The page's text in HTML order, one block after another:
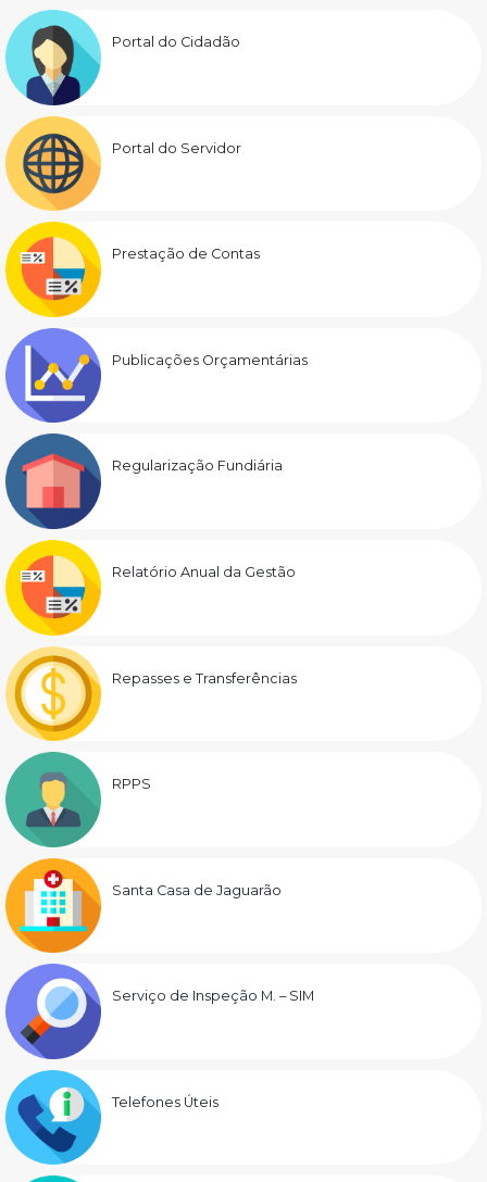
Portal do Cidadão
Portal do Servidor
Prestação de Contas
Publicações Orçamentárias
Regularização Fundiária
Relatório Anual da Gestão
Repasses e Transferências
RPPS
Santa Casa de Jaguarão
Serviço de Inspeção M. – SIM
Telefones Úteis